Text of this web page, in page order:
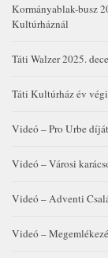
Kormányablak-busz
Kultúrháznál
Táti Walzer 2025.
Táti Kultúrház év
Videó – Pro Urbe
Videó – Városi
Videó – Adventi
Videó –